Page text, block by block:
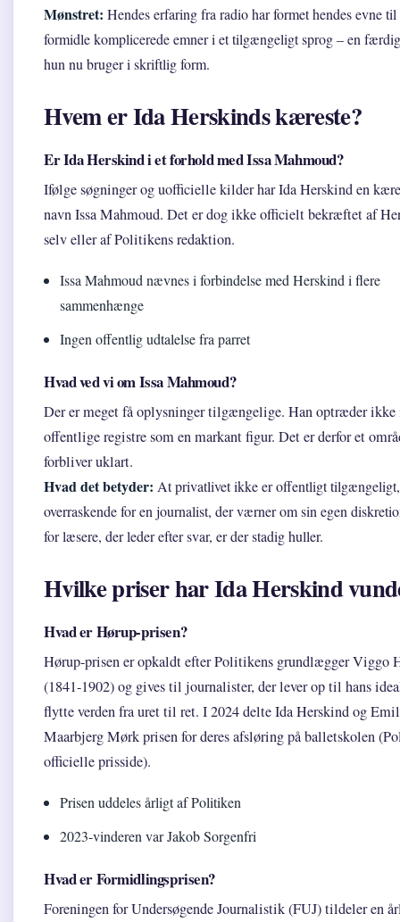
Mønstret: Hendes erfaring fra radio har formet hendes evne til
formidle komplicerede emner i et tilgængeligt sprog – en
hun nu bruger i skriftlig form.
Hvem er Ida Herskinds kæreste?
Er Ida Herskind i et forhold med Issa Mahmoud?
Ifølge søgninger og uofficielle kilder har Ida Herskind en
navn Issa Mahmoud. Det er dog ikke officielt bekræftet af
selv eller af Politikens redaktion.
Issa Mahmoud nævnes i forbindelse med Herskind i flere
sammenhænge
Ingen offentlig udtalelse fra parret
Hvad ved vi om Issa Mahmoud?
Der er meget få oplysninger tilgængelige. Han optræder
offentlige registre som en markant figur. Det er derfor et
forbliver uklart.
Hvad det betyder: At privatlivet ikke er offentligt
overraskende for en journalist, der værner om sin egen
for læsere, der leder efter svar, er der stadig huller.
Hvilke priser har Ida Herskind
Hvad er Hørup-prisen?
Hørup-prisen er opkaldt efter Politikens grundlægger Viggo
(1841-1902) og gives til journalister, der lever op til hans
flytte verden fra uret til ret. I 2024 delte Ida Herskind og
Maarbjerg Mørk prisen for deres afsløring på balletskolen
officielle prisside).
Prisen uddeles årligt af Politiken
2023-vinderen var Jakob Sorgenfri
Hvad er Formidlingsprisen?
Foreningen for Undersøgende Journalistik (FUJ) tildeler en